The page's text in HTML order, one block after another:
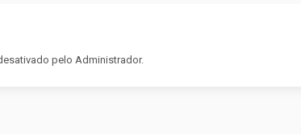
pelo Administrador.